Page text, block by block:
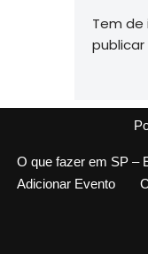
Tem de
O que fazer em SP –
Adicionar Evento